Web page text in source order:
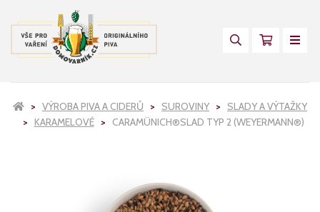
VÝROBA PIVA A CIDERŮ SUROVINY
SLADY A VÝTAŽKY
KARAMELOVÉ
CARAMÜNICH®SLAD TYP 2 (WEYERMANN®)